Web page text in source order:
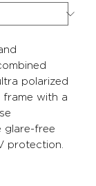
polarized
frame with a
glare-free
protection.